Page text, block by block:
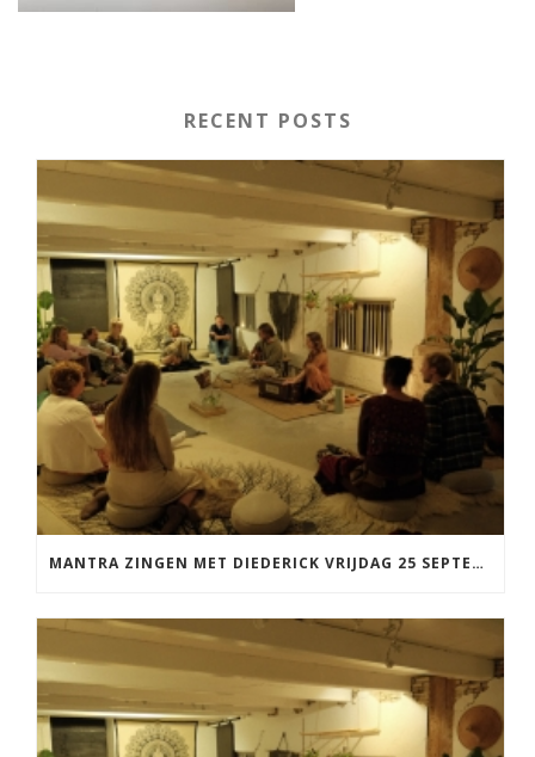
RECENT POSTS
MANTRA ZINGEN MET DIEDERICK VRIJDAG 25 SEPTEMBER EN 20 NOVEMBER